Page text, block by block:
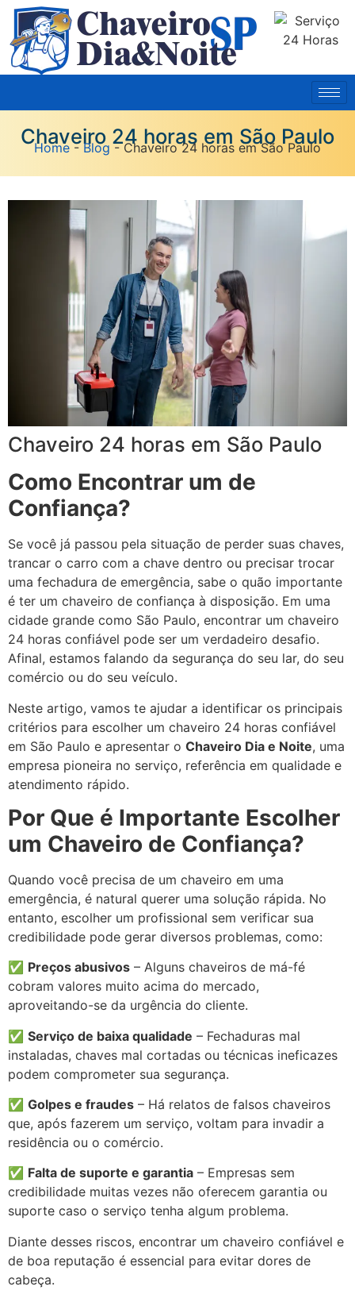
Chaveiro 24 horas em São Paulo
Home -Blog -Chaveiro 24 horas em São Paulo
Chaveiro 24 horas em São Paulo
Como Encontrar um de
Confiança?
Se você já passou pela situação de perder suas chaves,
trancar o carro com a chave dentro ou precisar trocar
uma fechadura de emergência, sabe o quão importante
é ter um chaveiro de confiança à disposição. Em uma
cidade grande como São Paulo, encontrar um chaveiro
24 horas confiável pode ser um verdadeiro desafio.
Afinal, estamos falando da segurança do seu lar, do seu
comércio ou do seu veículo.
Neste artigo, vamos te ajudar a identificar os principais
critérios para escolher um chaveiro 24 horas confiável
em São Paulo e apresentar o Chaveiro Dia e Noite, uma
empresa pioneira no serviço, referência em qualidade e
atendimento rápido.
Por Que é Importante Escolher
um Chaveiro de Confiança?
Quando você precisa de um chaveiro em uma
emergência, é natural querer uma solução rápida. No
entanto, escolher um profissional sem verificar sua
credibilidade pode gerar diversos problemas, como:
✅ Preços abusivos – Alguns chaveiros de má-fé
cobram valores muito acima do mercado,
aproveitando-se da urgência do cliente.
✅ Serviço de baixa qualidade – Fechaduras mal
instaladas, chaves mal cortadas ou técnicas ineficazes
podem comprometer sua segurança.
✅ Golpes e fraudes – Há relatos de falsos chaveiros
que, após fazerem um serviço, voltam para invadir a
residência ou o comércio.
✅ Falta de suporte e garantia – Empresas sem
credibilidade muitas vezes não oferecem garantia ou
suporte caso o serviço tenha algum problema.
Diante desses riscos, encontrar um chaveiro confiável e
de boa reputação é essencial para evitar dores de
cabeça.